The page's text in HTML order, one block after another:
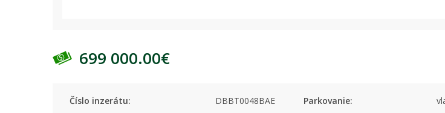
699 000.00€
Číslo inzerátu:
DBBT0048BAE
Parkovanie: